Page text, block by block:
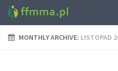
MONTHLY ARCHIVE: LISTOPAD